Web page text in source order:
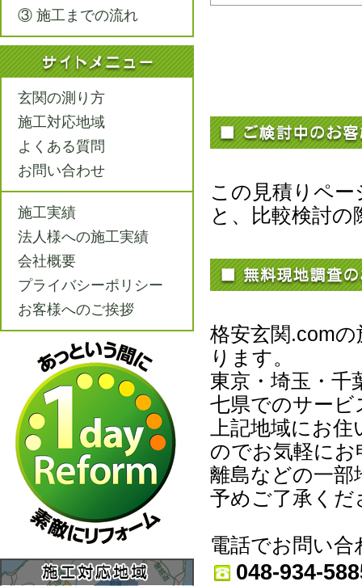
この見積りペ
と、比較検討
格安玄関.com
ります。
東京・埼玉・千
七県でのサー
上記地域にお
のでお気軽に
離島などの一部
予めご了承くだ
電話でお問い
048-934-
③ 施工までの流れ
玄関の測り方
施工対応地域
よくある質問
お問い合わせ
施工実績
法人様への施工実績
会社概要
プライバシーポリシー
お客様へのご挨拶